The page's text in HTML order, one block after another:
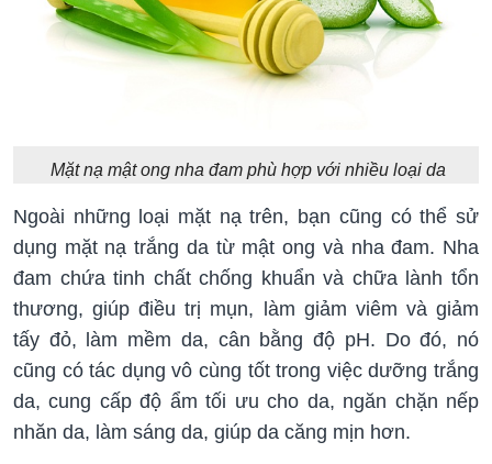
Mặt nạ mật ong nha đam phù hợp với nhiều loại da
Ngoài những loại mặt nạ trên, bạn cũng có thể sử
dụng mặt nạ trắng da từ mật ong và nha đam. Nha
đam chứa tinh chất chống khuẩn và chữa lành tổn
thương, giúp điều trị mụn, làm giảm viêm và giảm
tấy đỏ, làm mềm da, cân bằng độ pH. Do đó, nó
cũng có tác dụng vô cùng tốt trong việc dưỡng trắng
da, cung cấp độ ẩm tối ưu cho da, ngăn chặn nếp
nhăn da, làm sáng da, giúp da căng mịn hơn.